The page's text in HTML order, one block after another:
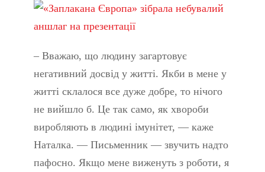
– Вважаю, що людину загартовує
негативний досвід у житті. Якби в мене у
житті склалося все дуже добре, то нічого
не вийшло б. Це так само, як хвороби
виробляють в людині імунітет, — каже
Наталка. — Письменник — звучить надто
пафосно. Якщо мене виженуть з роботи, я